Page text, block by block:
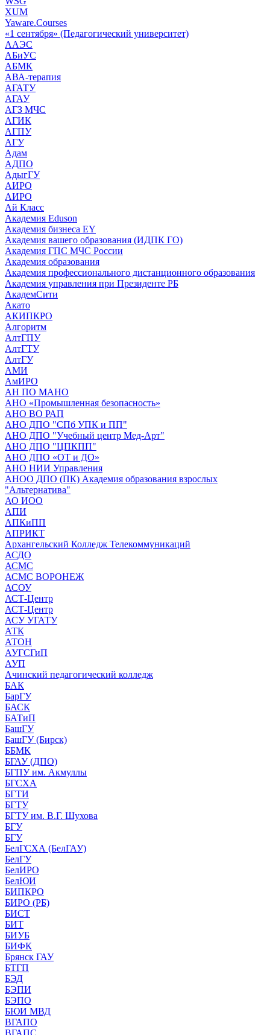
XUM
Yaware.Courses
«1 сентября» (Педагогический университет)
ААЭС
АБиУС
АБМК
АВА-терапия
АГАТУ
АГАУ
АГЗ МЧС
АГИК
АГПУ
АГУ
Адам
АДПО
АдыгГУ
АИРО
АИРО
Ай Класс
Академия Eduson
Академия бизнеса EY
Академия вашего образования (ИДПК ГО)
Академия ГПС МЧС России
Академия образования
Академия профессионального дистанционного образования
Академия управления при Президенте РБ
АкадемСити
Акато
АКИПКРО
Алгоритм
АлтГПУ
АлтГТУ
АлтГУ
АМИ
АмИРО
АН ПО МАНО
АНО «Промышленная безопасность»
АНО ВО РАП
АНО ДПО "СПб УПК и ПП"
АНО ДПО "Учебный центр Мед-Арт"
АНО ДПО "ЦПКПП"
АНО ДПО «ОТ и ДО»
АНО НИИ Управления
АНОО ДПО (ПК) Академия образования взрослых
"Альтернатива"
АО ИОО
АПИ
АПКиПП
АПРИКТ
Архангельский Колледж Телекоммуникаций
АСДО
АСМС
АСМС ВОРОНЕЖ
АСОУ
АСТ-Центр
АСТ-Центр
АСУ УГАТУ
АТК
АТОН
АУГСГиП
АУП
Ачинский педагогический колледж
БАК
БарГУ
БАСК
БАТиП
БашГУ
БашГУ (Бирск)
ББМК
БГАУ (ДПО)
БГПУ им. Акмуллы
БГСХА
БГТИ
БГТУ
БГТУ им. В.Г. Шухова
БГУ
БГУ
БелГСХА (БелГАУ)
БелГУ
БелИРО
БелЮИ
БИПКРО
БИРО (РБ)
БИСТ
БИТ
БИУБ
БИФК
Брянск ГАУ
БТГП
БЭД
БЭПИ
БЭПО
БЮИ МВД
ВГАПО
ВГАПС